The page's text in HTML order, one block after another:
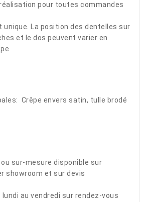
pour toutes commandes
La position des dentelles sur
et le dos peuvent varier en
Crêpe envers satin, tulle brodé
sur-mesure disponible sur
showroom et sur devis
au vendredi sur rendez-vous